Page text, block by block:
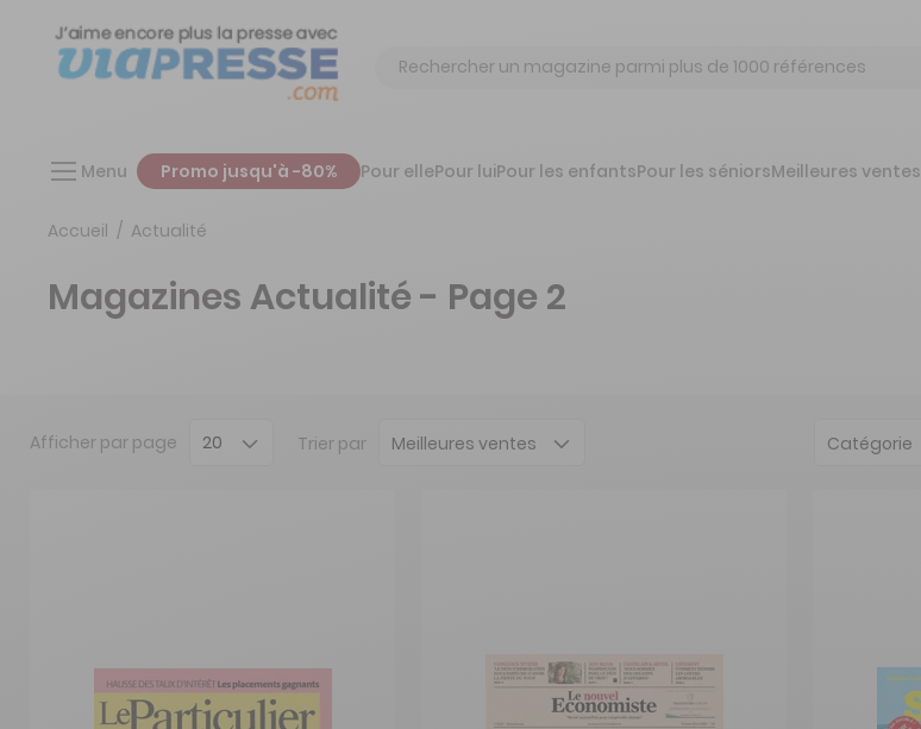
Chercher
Menu Promo jusqu'à -80% Pour ellePour luiPour les enfantsPour les séniorsMeilleures ventes
Accueil Actualité
Magazines Actualité - Page 2
Catégorie
Afficher par page Trier par